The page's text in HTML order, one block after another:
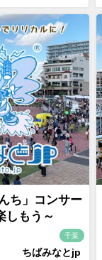
ち」コンサー
しもう～
千葉
ちばみなとjp